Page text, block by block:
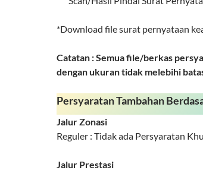
*Download file surat pernyataan
Catatan : Semua file/berkas
dengan ukuran tidak melebihi
Persyaratan Tambahan
Jalur Zonasi
Reguler : Tidak ada Persyaratan
Jalur Prestasi